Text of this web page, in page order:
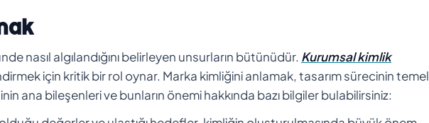
nasıl algılandığını belirleyen unsurların bütünüdür. Kurumsal kimlik
için kritik bir rol oynar. Marka kimliğini anlamak, tasarım sürecinin temel
ana bileşenleri ve bunların önemi hakkında bazı bilgiler bulabilirsiniz: